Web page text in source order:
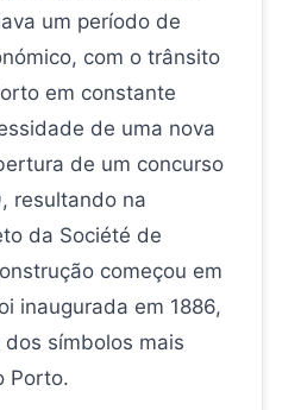
um período de
com o trânsito
em constante
de uma nova
de um concurso
resultando na
da Société de
começou em
inaugurada em 1886,
símbolos mais
Porto.